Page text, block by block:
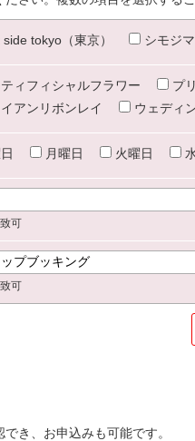
tokyo（東京） シモジ
ィフィシャルフラワー プ
アンリボンレイ
ウェディ
月曜日 火曜日
可
可
き、お申込みも可能です。